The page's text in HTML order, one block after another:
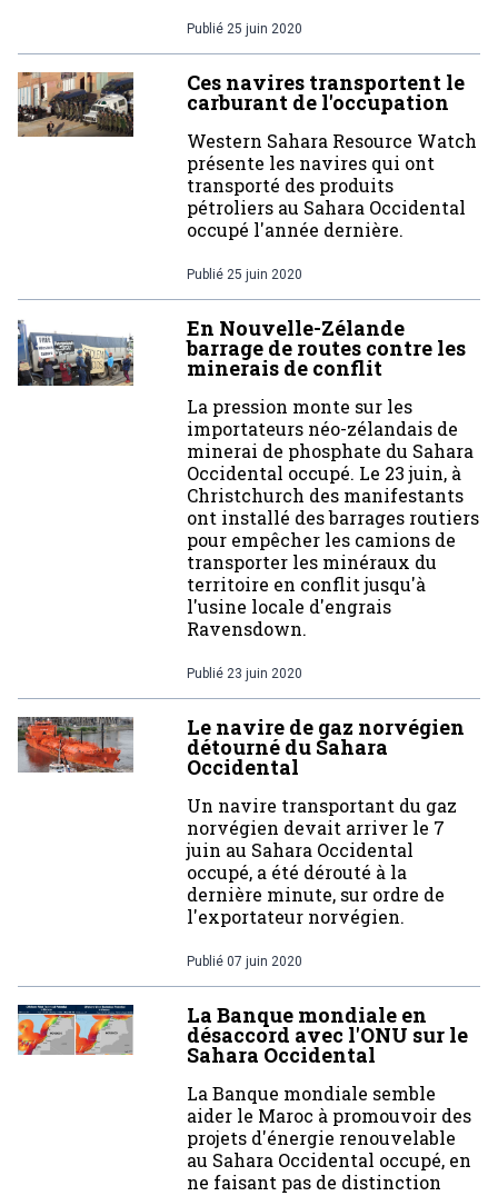
Publié 25 juin 2020
Ces navires transportent le
carburant de l'occupation
Western Sahara Resource Watch
présente les navires qui ont
transporté des produits
pétroliers au Sahara Occidental
occupé l'année dernière.
Publié 25 juin 2020
En Nouvelle-Zélande
barrage de routes contre les
minerais de conflit
La pression monte sur les
importateurs néo-zélandais de
minerai de phosphate du Sahara
Occidental occupé. Le 23 juin, à
Christchurch des manifestants
ont installé des barrages routiers
pour empêcher les camions de
transporter les minéraux du
territoire en conflit jusqu'à
l'usine locale d'engrais
Ravensdown.
Publié 23 juin 2020
Le navire de gaz norvégien
détourné du Sahara
Occidental
Un navire transportant du gaz
norvégien devait arriver le 7
juin au Sahara Occidental
occupé, a été dérouté à la
dernière minute, sur ordre de
l'exportateur norvégien.
Publié 07 juin 2020
La Banque mondiale en
désaccord avec l'ONU sur le
Sahara Occidental
La Banque mondiale semble
aider le Maroc à promouvoir des
projets d'énergie renouvelable
au Sahara Occidental occupé, en
ne faisant pas de distinction